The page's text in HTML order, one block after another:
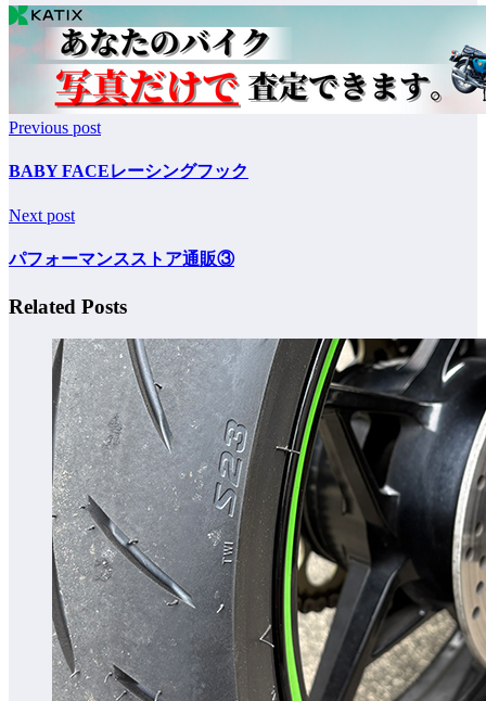
Previous post
BABY FACEレーシングフック
Next post
パフォーマンスストア通販③
Related Posts